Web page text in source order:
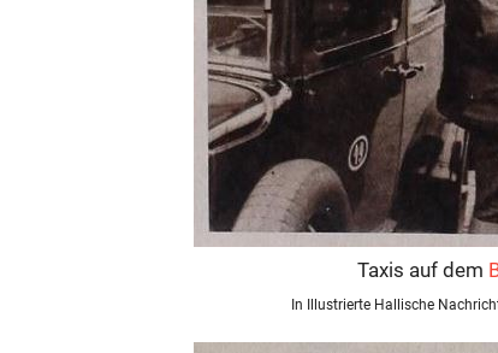
Taxis auf dem
In Illustrierte Hallische